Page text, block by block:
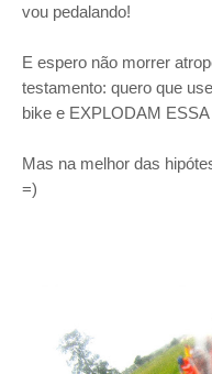
vou pedalando!
E espero não morrer
testamento: quero que
bike e EXPLODAM
Mas na melhor das
=)